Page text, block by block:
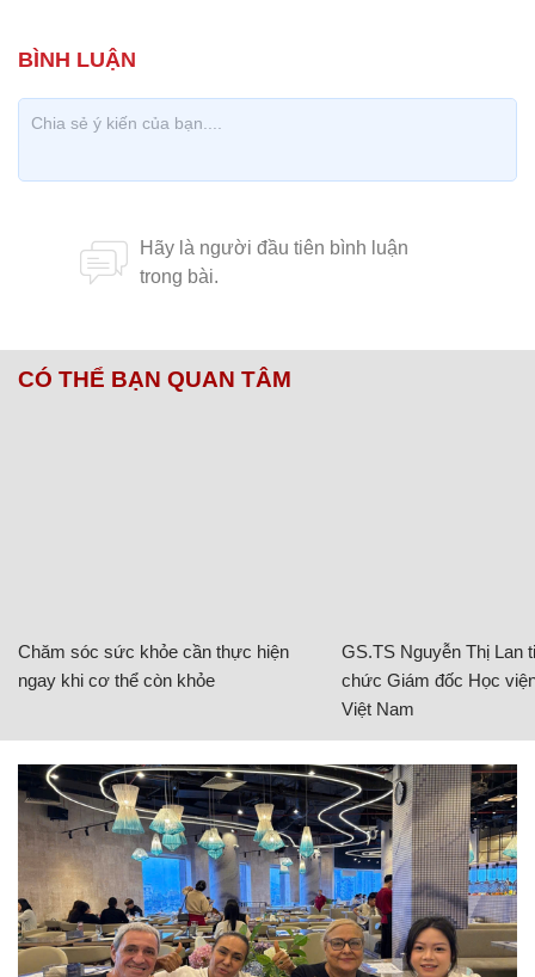
CÓ THỂ BẠN QUAN TÂM
Chăm sóc sức khỏe cần thực hiện
ngay khi cơ thể còn khỏe
GS.TS Nguyễn Thị Lan
chức Giám đốc Học
Việt Nam